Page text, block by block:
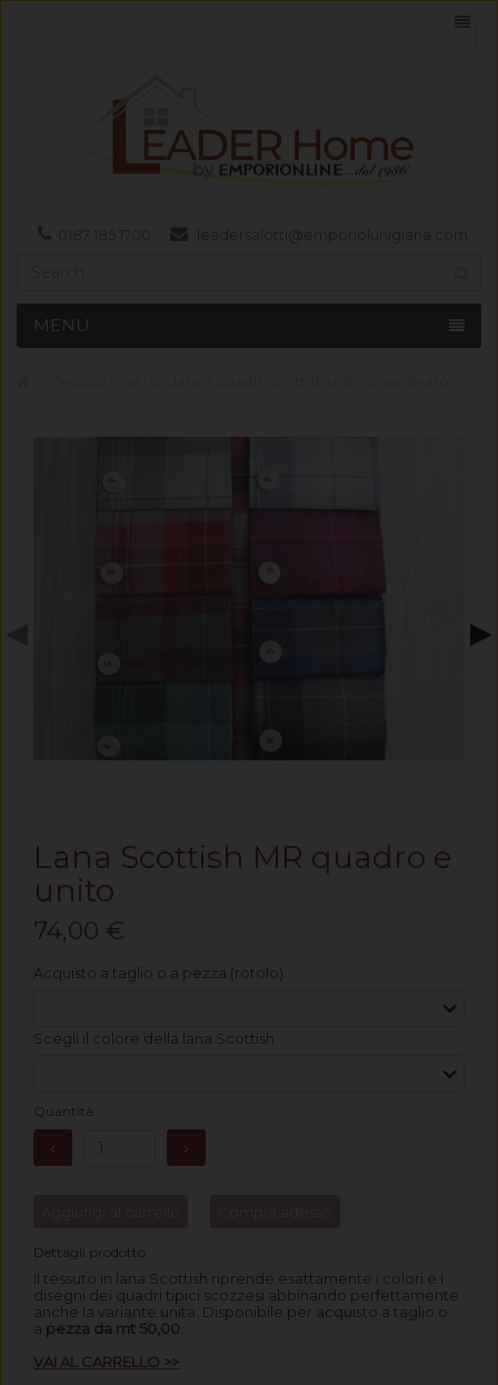
MENU
▶
Lana Scottish MR quadro e
unito
74,00 €
Acquisto a taglio o a pezza (rotolo)
Scegli il colore della lana Scottish
Quantità
Dettagli prodotto
Il tessuto in lana Scottish riprende esattamente i colori e i
disegni dei quadri tipici scozzesi abbinando perfettamente
anche la variante unita. Disponibile per acquisto a taglio o
a pezza da mt 50,00.
VAI AL CARRELLO >>